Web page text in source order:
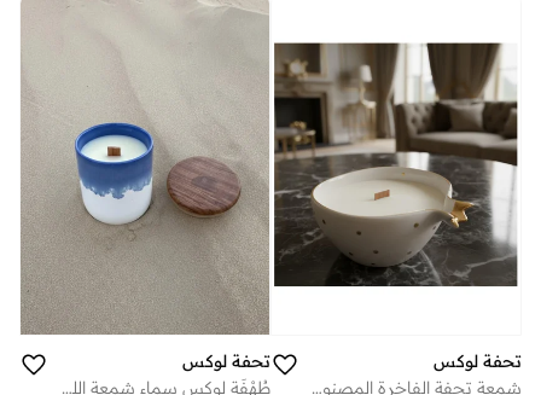
تحفة لوكس
شمعة تحفة الفاخرة المصنوعة يدويًا بنصف رمان - سيراميك عاجي مطلي بذهب حقيقي عيار ٢٢ قيراطًا | شمعة فاخرة من شمع الصويا، هدية ديكور منزلي حرفي | عطر عود العنبر (٣٠٠ مل)
تحفة لوكس
طُهْفَة لوكس سماء شمعة الليمون جراس الزرقاء – شمعة من شمع الصويا مصنوعة يدوياً مع فتيل خشبي وغطاء خشبي محكم الإغلاق